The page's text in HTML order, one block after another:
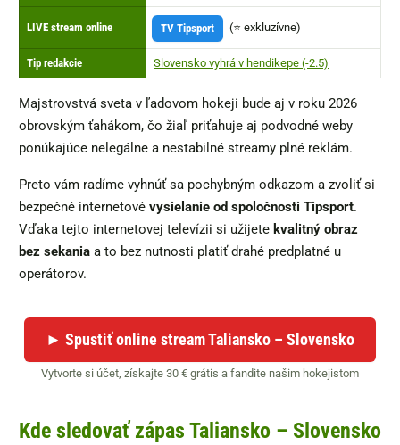
LIVE stream online TV Tipsport (⭐ exkluzívne)
Tip redakcie Slovensko vyhrá v hendikepe (-2.5)
Majstrovstvá sveta v ľadovom hokeji bude aj v roku 2026
obrovským ťahákom, čo žiaľ priťahuje aj podvodné weby
ponúkajúce nelegálne a nestabilné streamy plné reklám.
Preto vám radíme vyhnúť sa pochybným odkazom a zvoliť si
bezpečné internetové vysielanie od spoločnosti Tipsport.
Vďaka tejto internetovej televízii si užijete kvalitný obraz
bez sekania a to bez nutnosti platiť drahé predplatné u
operátorov.
► Spustiť online stream Taliansko – Slovensko
Vytvorte si účet, získajte 30 € grátis a fandite našim hokejistom
Kde sledovať zápas Taliansko – Slovensko